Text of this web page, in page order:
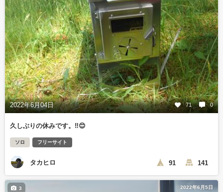
2022年6月04日 71 0
久しぶりの休みです。‼️😊
ソロ フリーサイト
タカヒロ 91 141
2022年6月5日
3